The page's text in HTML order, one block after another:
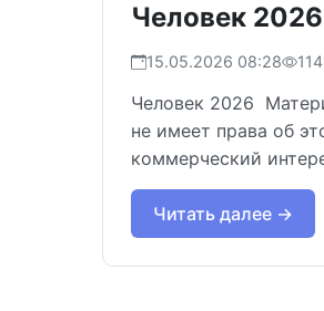
Человек 2026
15.05.2026 08:28
Человек 2026
не имеет права об
коммерческий
Читать далее →